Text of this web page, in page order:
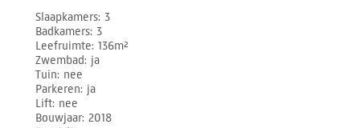
Slaapkamers 3
Badkamers 3
Leefruimte 136m²
Zwembad ja
Tuin nee
Parkeren ja
Lift nee
Bouwjaar 2018